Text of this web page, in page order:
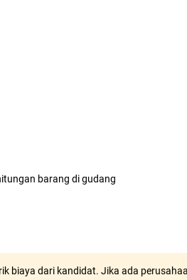
barang di gudang
biaya dari kandidat. Jika ada